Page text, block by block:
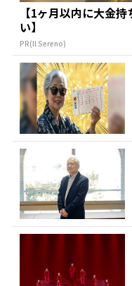
【1ヶ月以内に大金
い】
PR(Il Sereno)